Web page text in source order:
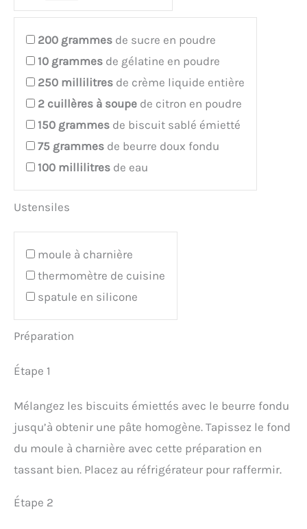
200 grammes de sucre en poudre
10 grammes de gélatine en poudre
250 millilitres de crème liquide entière
2 cuillères à soupe de citron en poudre
150 grammes de biscuit sablé émietté
75 grammes de beurre doux fondu
100 millilitres de eau
Ustensiles
moule à charnière
thermomètre de cuisine
spatule en silicone
Préparation
Étape 1
Mélangez les biscuits émiettés avec le beurre fondu
jusqu’à obtenir une pâte homogène. Tapissez le fond
du moule à charnière avec cette préparation en
tassant bien. Placez au réfrigérateur pour raffermir.
Étape 2